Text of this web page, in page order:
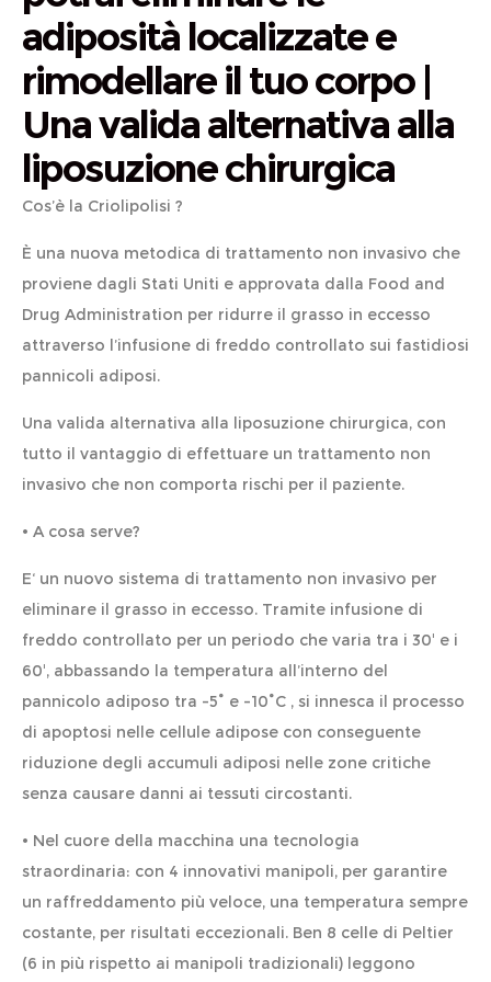
adiposità localizzate e
rimodellare il tuo corpo |
Una valida alternativa alla
liposuzione chirurgica
Cos’è la Criolipolisi ?
È una nuova metodica di trattamento non invasivo che
proviene dagli Stati Uniti e approvata dalla Food and
Drug Administration per ridurre il grasso in eccesso
attraverso l’infusione di freddo controllato sui fastidiosi
pannicoli adiposi.
Una valida alternativa alla liposuzione chirurgica, con
tutto il vantaggio di effettuare un trattamento non
invasivo che non comporta rischi per il paziente.
• A cosa serve?
E‘ un nuovo sistema di trattamento non invasivo per
eliminare il grasso in eccesso. Tramite infusione di
freddo controllato per un periodo che varia tra i 30′ e i
60′, abbassando la temperatura all’interno del
pannicolo adiposo tra -5˚ e -10˚C , si innesca il processo
di apoptosi nelle cellule adipose con conseguente
riduzione degli accumuli adiposi nelle zone critiche
senza causare danni ai tessuti circostanti.
• Nel cuore della macchina una tecnologia
straordinaria: con 4 innovativi manipoli, per garantire
un raffreddamento più veloce, una temperatura sempre
costante, per risultati eccezionali. Ben 8 celle di Peltier
(6 in più rispetto ai manipoli tradizionali) leggono